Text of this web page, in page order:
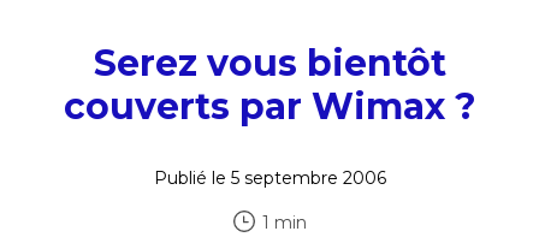
Serez vous bientôt
couverts par Wimax ?
Publié le 5 septembre 2006
1 min